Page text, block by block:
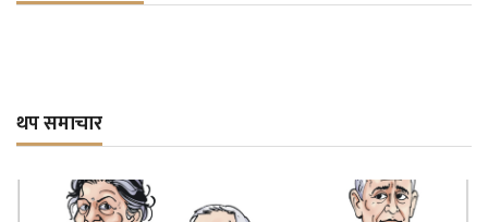
थप समाचार